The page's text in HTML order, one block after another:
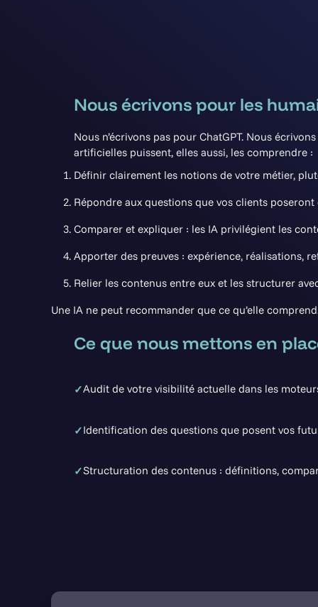
Nous écrivons pour les
Nous n’écrivons pas pour ChatGPT. Nous
artificielles puissent, elles aussi, les comprendre :
Définir clairement les notions de votre métier,
Répondre aux questions que vos clients
Comparer et expliquer : les IA privilégient les
Apporter des preuves : expérience, réalisations,
Relier les contenus entre eux et les structurer
Une IA ne peut recommander que ce qu’elle
Ce que nous mettons en
✓Audit de votre visibilité actuelle dans les
✓Identification des questions que posent vos
✓Structuration des contenus : définitions,